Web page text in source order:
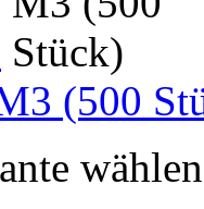
(500
wählen